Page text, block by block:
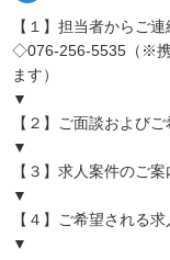
【１】担当者からご
◇076-256-5535（※携
ます）
▼
【２】ご面談および
▼
【３】求人案件のご案
▼
【４】ご希望される
▼